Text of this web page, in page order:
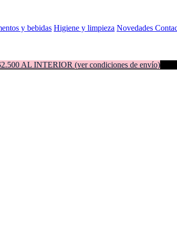
y bebidas Higiene y limpieza Novedades
AL INTERIOR (ver condiciones de envío)